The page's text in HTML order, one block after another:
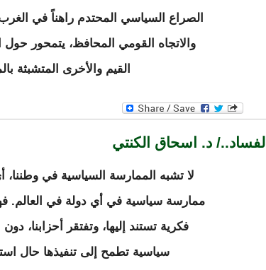
الصراع السياسي المحتدم راهناً في الغرب
والاتجاه القومي المحافظ، يتمحور حول
القيم والأخرى المتشبثة
د. اسحاق الكنتي
لا تشبه الممارسة السياسية في وطننا،
ممارسة سياسية في أي دولة في العالم.
فكرية تستند إليها، وتفتقر أحزابنا،
سياسية تطمح إلى تنفيذها حال